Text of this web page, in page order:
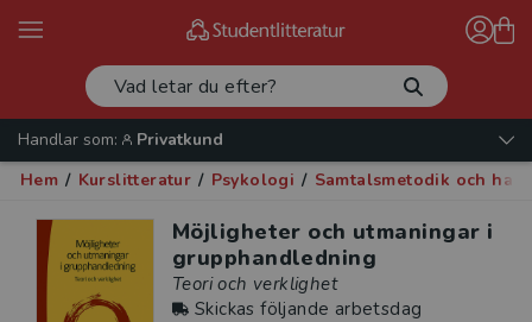
Handlar som:
Privatkund
Hem / Kurslitteratur / Psykologi / Samtalsmetodik och
Möjligheter och utmaningar i
grupphandledning
Teori och verklighet
Skickas följande arbetsdag